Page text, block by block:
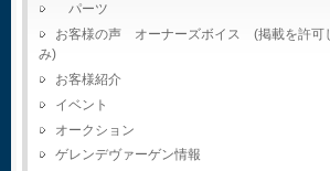
パーツ
お客様の声 オーナーズボイス (掲載を許可
み)
お客様紹介
イベント
オークション
ゲレンデヴァーゲン情報